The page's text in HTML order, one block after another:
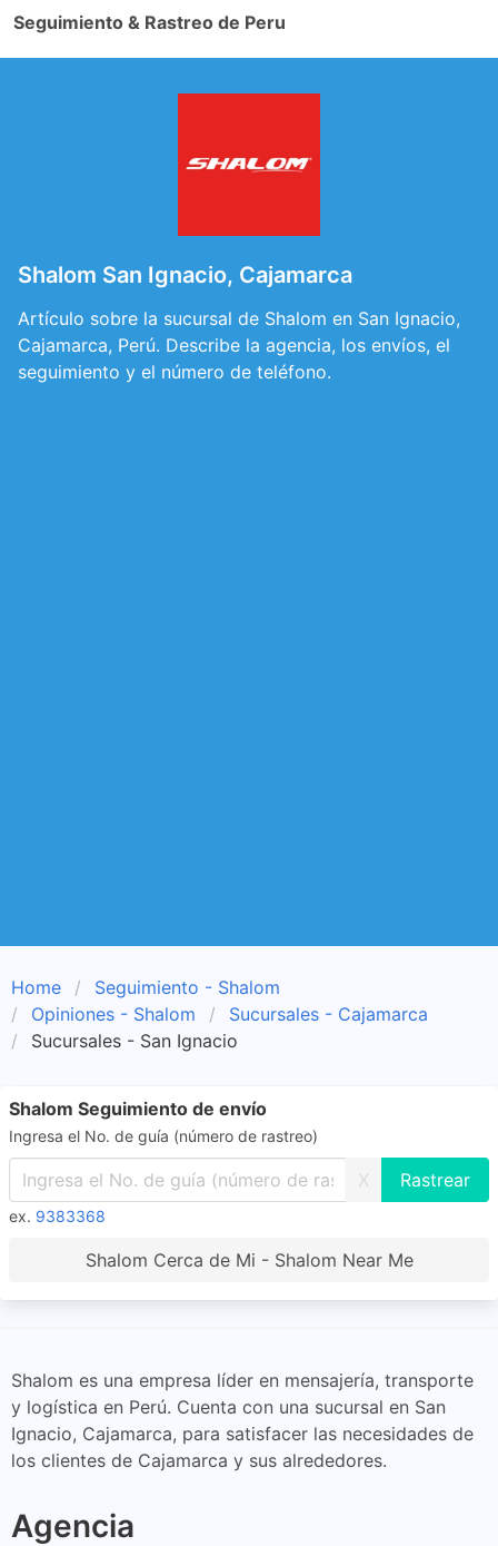
Seguimiento & Rastreo de Peru
Shalom San Ignacio, Cajamarca
Artículo sobre la sucursal de Shalom en San Ignacio,
Cajamarca, Perú. Describe la agencia, los envíos, el
seguimiento y el número de teléfono.
Home
Seguimiento - Shalom
Opiniones - Shalom
Sucursales - Cajamarca
Sucursales - San Ignacio
Shalom Seguimiento de envío
Ingresa el No. de guía (número de rastreo)
X
ex. 9383368
Shalom Cerca de Mi - Shalom Near Me
Shalom es una empresa líder en mensajería, transporte
y logística en Perú. Cuenta con una sucursal en San
Ignacio, Cajamarca, para satisfacer las necesidades de
los clientes de Cajamarca y sus alrededores.
Agencia